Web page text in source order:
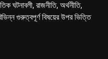
ঘটনাবলী, রাজনীতি, অর্থনীতি,
গুরুত্বপূর্ণ বিষয়ের উপর ভিত্তি